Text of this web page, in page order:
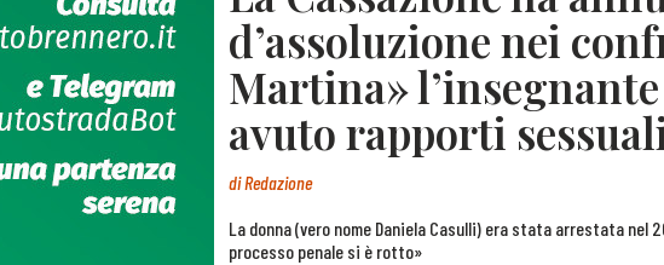
d’assoluzione nei
Martina»
avuto rapporti
diRedazione
La donna (vero nome Daniela Casulli) era stata arrestata nel
processo penale si è rotto»